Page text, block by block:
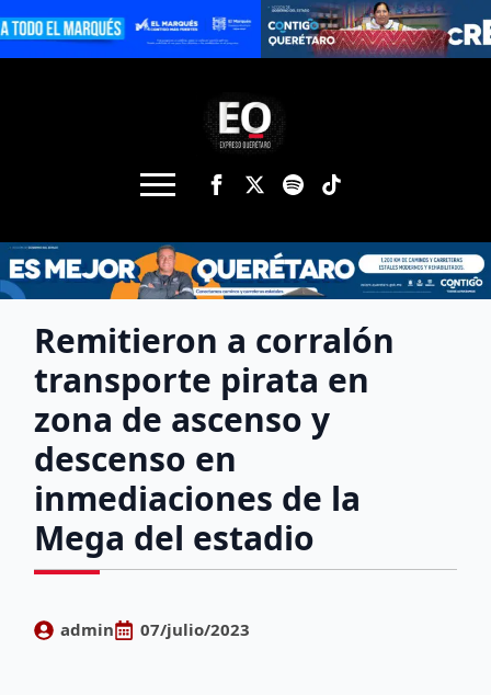
Remitieron a corralón
transporte pirata en
zona de ascenso y
descenso en
inmediaciones de la
Mega del estadio
admin 07/julio/2023